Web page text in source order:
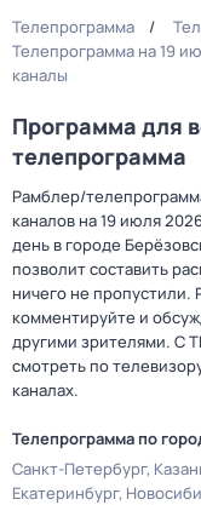
Телепрограмма
Телепрограмма на 19
каналы
Программа для
телепрограмма
Рамблер/
каналов на 19 июля
день в городе
позволит составить
ничего не пропустили.
комментируйте и
другими зрителями. С
смотреть по
каналах.
Телепрограмма по
Санкт-Петербург
Екатеринбург